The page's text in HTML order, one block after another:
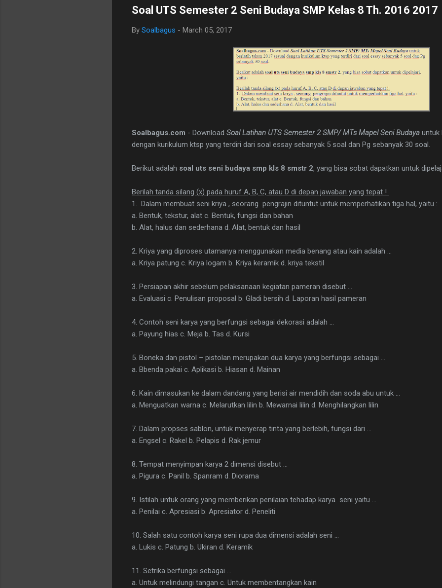
Soal UTS Semester 2 Seni Budaya SMP Kelas 8 Th. 2016 2017
By Soalbagus - March 05, 2017
Soalbagus.com - Download Soal Latihan UTS Semester 2 SMP/ MTs Mapel Seni Budaya untuk
dengan kurikulum ktsp yang terdiri dari soal essay sebanyak 5 soal dan Pg sebanyak 30 soal.
Berikut adalah soal uts seni budaya smp kls 8 smstr 2, yang bisa sobat dapatkan untuk
Berilah tanda silang (x) pada huruf A, B, C, atau D di depan jawaban yang tepat !
1. Dalam membuat seni kriya , seorang pengrajin dituntut untuk memperhatikan tiga hal, yaitu :
a. Bentuk, tekstur, alat c. Bentuk, fungsi dan bahan
b. Alat, halus dan sederhana d. Alat, bentuk dan hasil
2. Kriya yang diproses utamanya menggunakan media benang atau kain adalah …
a. Kriya patung c. Kriya logam b. Kriya keramik d. kriya tekstil
3. Persiapan akhir sebelum pelaksanaan kegiatan pameran disebut …
a. Evaluasi c. Penulisan proposal b. Gladi bersih d. Laporan hasil pameran
4. Contoh seni karya yang berfungsi sebagai dekorasi adalah …
a. Payung hias c. Meja b. Tas d. Kursi
5. Boneka dan pistol – pistolan merupakan dua karya yang berfungsi sebagai …
a. Bbenda pakai c. Aplikasi b. Hiasan d. Mainan
6. Kain dimasukan ke dalam dandang yang berisi air mendidih dan soda abu untuk …
a. Menguatkan warna c. Melarutkan lilin b. Mewarnai lilin d. Menghilangkan lilin
7. Dalam propses sablon, untuk menyerap tinta yang berlebih, fungsi dari …
a. Engsel c. Rakel b. Pelapis d. Rak jemur
8. Tempat menyimpan karya 2 dimensi disebut …
a. Pigura c. Panil b. Spanram d. Diorama
9. Istilah untuk orang yang memberikan penilaian tehadap karya seni yaitu …
a. Penilai c. Apresiasi b. Apresiator d. Peneliti
10. Salah satu contoh karya seni rupa dua dimensi adalah seni …
a. Lukis c. Patung b. Ukiran d. Keramik
11. Setrika berfungsi sebagai …
a. Untuk melindungi tangan c. Untuk membentangkan kain